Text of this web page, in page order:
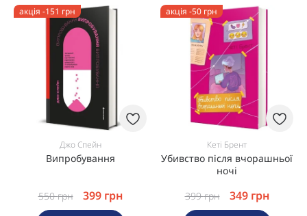
акція -151 грн
Джо Спейн
Випробування
550грн 399 грн
акція -50 грн
Кеті Брент
Убивство після вчорашньої
ночі
399грн 349 грн